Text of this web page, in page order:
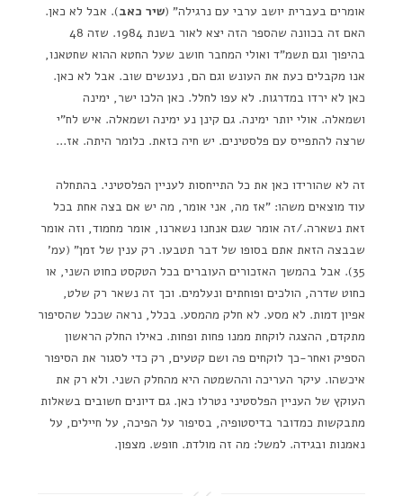
אומרים בעברית יושב ערבי עם נרגילה" (שיר כאב). אבל לא כאן.
האם זה בכוונה שהספר הזה יצא לאור בשנת 1984. שזה 48
בהיפוך וגם תשמ"ד ואולי המחבר חושב שעל החטא ההוא שחטאנו,
אנו מקבלים כעת את העונש וגם הם, נענשים שוב. אבל לא כאן.
כאן לא ירדו במדרגות. לא עפו לחלל. כאן הלכו ישר, ימינה
ושמאלה. אולי יותר ימינה. גם קינן נע ימינה ושמאלה. איש לח"י
שרצה להתפייס עם פלסטינים. יש חיה כזאת. כלומר היתה. אז…
זה לא שהורידו כאן את כל התייחסות לעניין הפלסטיני. בהתחלה
עוד מוצאים משהו: "אז מה, אני אומר, מה יש אם בצה אחת בכל
זאת נשארה./זה אומר שגם אנחנו נשארנו, אומר מחמוד, וזה אומר
שבבצה הזאת אתם בסופו של דבר תטבעו. רק ענין של זמן" (עמ'
35). אבל בהמשך האזכורים העוברים בכל הטקסט כחוט השני, או
כחוט שדרה, הולכים ופוחתים ונעלמים. וכך זה נשאר רק שלט,
אפיון דמות. לא מסע. לא חלק מהמסע. בכלל, נראה שככל שהסיפור
מתקדם, ההצגה לוקחת ממנו פחות ופחות. כאילו החלק הראשון
הספיק ואחר-כך לוקחים פה ושם קטעים, רק כדי לסגור את הסיפור
איכשהו. עיקר העריכה וההשמטה היא מהחלק השני. ולא רק את
העוקץ של העניין הפלסטיני נטרלו כאן. גם דיונים חשובים בשאלות
מתבקשות כמדובר בדיסטופיה, בסיפור על הפיכה, על חיילים, על
נאמנות ובגידה. למשל: מה זה מולדת. חופש. מצפון.